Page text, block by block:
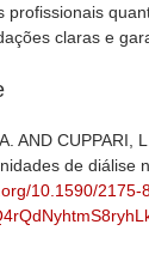
claras e
AND
de diálise
10.1590/